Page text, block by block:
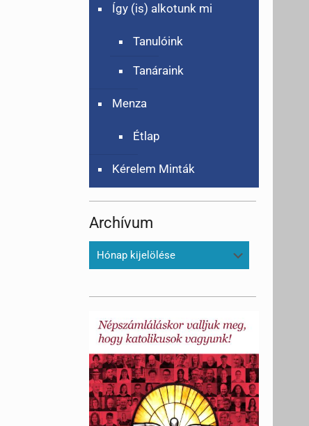
Így (is) alkotunk mi
Tanulóink
Tanáraink
Menza
Étlap
Kérelem Minták
Archívum
Archívum